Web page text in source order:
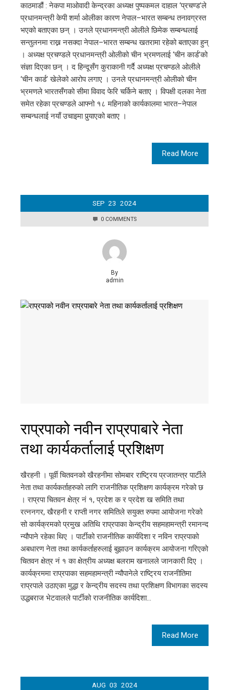
काठमाडौं : नेकपा माओवादी केन्द्रका अध्यक्ष पुष्पकमल दाहाल ‘प्रचण्ड’ले
प्रधानमन्त्री केपी शर्मा ओलीका कारण नेपाल–भारत सम्बन्ध तनावग्रस्त
भएको बताएका छन् । उनले प्रधानमन्त्री ओलीले छिमेक सम्बन्धलाई
सन्तुलनमा राख्न नसक्दा नेपाल–भारत सम्बन्ध खतरामा रहेको बताएका हुन्
। अध्यक्ष प्रचण्डले प्रधानमन्त्री ओलीको चीन भ्रमणलाई ‘चीन कार्ड’को
संज्ञा दिएका छन् । द हिन्दूसँग कुराकानी गर्दै अध्यक्ष प्रचण्डले ओलीले
‘चीन कार्ड’ खेलेको आरोप लगाए । उनले प्रधानमन्त्री ओलीको चीन
भ्रमणले भारतसँगको सीमा विवाद फेरि चर्किने बताए । विपक्षी दलका नेता
समेत रहेका प्रचण्डले आफ्नो १८ महिनाको कार्यकालमा भारत–नेपाल
सम्बन्धलाई नयाँ उचाइमा पुर्‍याएको बताए ।
Read More
SEP 23 2024
0 COMMENTS
By
admin
राप्रपाको नवीन राप्रपाबारे नेता
तथा कार्यकर्तालाई प्रशिक्षण
खैरहनी । पूर्वी चितवनको खैरहनीमा सोमबार राष्ट्रिय प्रजातन्त्र पार्टीले
नेता तथा कार्यकर्ताहरुको लागि राजनीतिक प्रशिक्षण कार्यक्रम गरेको छ
। राप्रपा चितवन क्षेत्र नं १, प्रदेश क र प्रदेश ख समिति तथा
रत्ननगर, खैरहनी र राप्ती नगर समितिले सयुक्त रुपमा आयोजना गरेको
सो कार्यक्रमको प्रमुख अतिथि राप्रपाका केन्द्रीय सहमहामन्त्री रमानन्द
न्यौपाने रहेका थिए । पार्टीको राजनीतिक कार्यदिशा र नविन राप्रपाको
अबधारण नेता तथा कार्यकर्ताहरुलाई बुझाउन कार्यक्रम आयोजना गरिएको
चितवन क्षेत्र नं १ का क्षेत्रीय अध्यक्ष बलराम खनालले जानकारी दिए ।
कार्यक्रममा राप्रपाका सहमहामन्त्री न्यौपानेले राष्ट्रिय राजनीतिमा
राप्रपाले उठाएका मुद्धा र केन्द्रीय सदस्य तथा प्रशिक्षण विभागका सदस्य
उद्धबराज भेटवालले पार्टीको राजनीतिक कार्यदिशा…
Read More
AUG 03 2024